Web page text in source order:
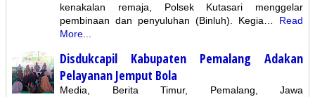
kenakalan remaja, Polsek Kutasari menggelar
pembinaan dan penyuluhan (Binluh). Kegia…
Read
More...
Disdukcapil Kabupaten Pemalang Adakan
Pelayanan Jemput Bola
Media, Berita Timur, Pemalang, Jawa